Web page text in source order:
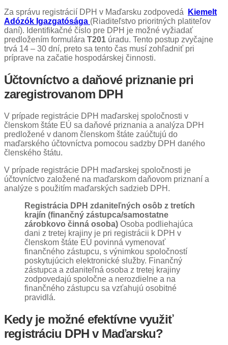
Za správu registrácií DPH v Maďarsku zodpovedá
Kiemelt
Adózók Igazgatósága (Riaditeľstvo prioritných platiteľov
daní). Identifikačné číslo pre DPH je možné vyžiadať
predložením formulára T201 úradu. Tento postup zvyčajne
trvá 14 – 30 dní, preto sa tento čas musí zohľadniť pri
príprave na začatie hospodárskej činnosti.
Účtovníctvo a daňové priznanie pri
zaregistrovanom DPH
V prípade registrácie DPH maďarskej spoločnosti v
členskom štáte EÚ sa daňové priznania a analýza DPH
predložené v danom členskom štáte zaúčtujú do
maďarského účtovníctva pomocou sadzby DPH daného
členského štátu.
V prípade registrácie DPH maďarskej spoločnosti je
účtovníctvo založené na maďarskom daňovom priznaní a
analýze s použitím maďarských sadzieb DPH.
Registrácia DPH zdaniteľných osôb z tretích
krajín (finančný zástupca/samostatne
zárobkovo činná osoba) Osoba podliehajúca
dani z tretej krajiny je pri registrácii k DPH v
členskom štáte EÚ povinná vymenovať
finančného zástupcu, s výnimkou spoločností
poskytujúcich elektronické služby. Finančný
zástupca a zdaniteľná osoba z tretej krajiny
zodpovedajú spoločne a nerozdielne a na
finančného zástupcu sa vzťahujú osobitné
pravidlá.
Kedy je možné efektívne využiť
registráciu DPH v Maďarsku?